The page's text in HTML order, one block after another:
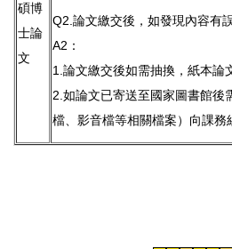
碩博
士論
文
Q2.論文繳交後，如發現內容有
A2：
1.論文繳交後如需抽換，紙本
2.如論文已寄送至國家圖書館後
檔、影音檔等相關檔案）向課務